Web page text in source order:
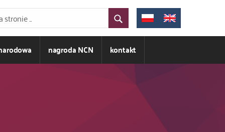
nagroda NCN kontakt